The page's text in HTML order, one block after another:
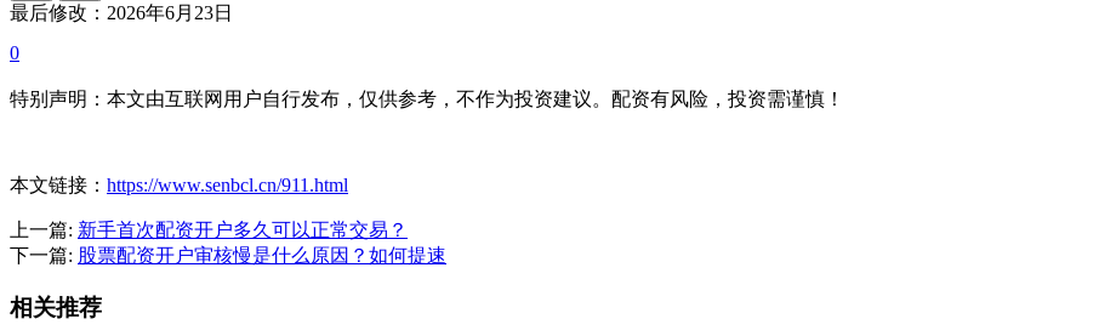
最后修改：2026年6月23日
0
特别声明：本文由互联网用户自行发布，仅供参考，不作为投资建议。配资有风险，投资需谨慎！
本文链接： https://www.senbcl.cn/911.html
上一篇: 新手首次配资开户多久可以正常交易？
下一篇: 股票配资开户审核慢是什么原因？如何提速
相关推荐